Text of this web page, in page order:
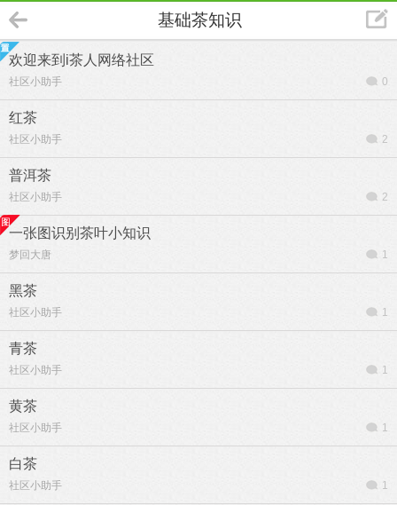
基础茶知识
欢迎来到i茶人网络社区
社区小助手 0
红茶
社区小助手 2
普洱茶
社区小助手 2
一张图识别茶叶小知识
梦回大唐 1
黑茶
社区小助手 1
青茶
社区小助手 1
黄茶
社区小助手 1
白茶
社区小助手 1